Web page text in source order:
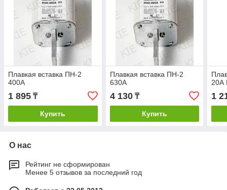
Плавкая вставка ПН-2
400А
1 895 ₸
Купить
Плавкая вставка ПН-2
630А
4 130₸
Купить
20А
1
О нас
Рейтинг не сформирован
Менее 5 отзывов за последний год